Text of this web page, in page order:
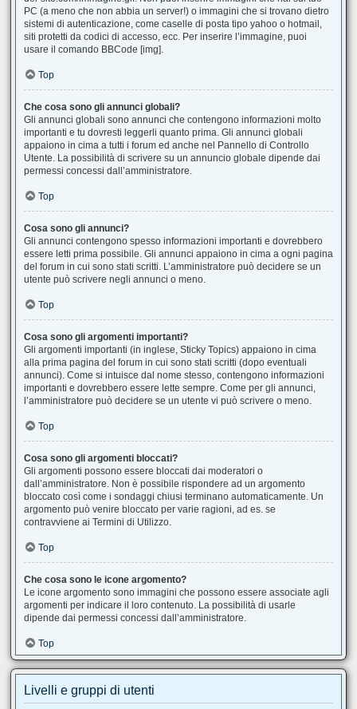
PC (a meno che non abbia un server!) o immagini che si trovano dietro
sistemi di autenticazione, come caselle di posta tipo yahoo o hotmail,
siti protetti da codici di accesso, ecc. Per inserire l’immagine, puoi
usare il comando BBCode [img].
Top
Che cosa sono gli annunci globali?
Gli annunci globali sono annunci che contengono informazioni molto
importanti e tu dovresti leggerli quanto prima. Gli annunci globali
appaiono in cima a tutti i forum ed anche nel Pannello di Controllo
Utente. La possibilità di scrivere su un annuncio globale dipende dai
permessi concessi dall’amministratore.
Top
Cosa sono gli annunci?
Gli annunci contengono spesso informazioni importanti e dovrebbero
essere letti prima possibile. Gli annunci appaiono in cima a ogni pagina
del forum in cui sono stati scritti. L’amministratore può decidere se un
utente può scrivere negli annunci o meno.
Top
Cosa sono gli argomenti importanti?
Gli argomenti importanti (in inglese, Sticky Topics) appaiono in cima
alla prima pagina del forum in cui sono stati scritti (dopo eventuali
annunci). Come si intuisce dal nome stesso, contengono informazioni
importanti e dovrebbero essere lette sempre. Come per gli annunci,
l’amministratore può decidere se un utente vi può scrivere o meno.
Top
Cosa sono gli argomenti bloccati?
Gli argomenti possono essere bloccati dai moderatori o
dall’amministratore. Non è possibile rispondere ad un argomento
bloccato così come i sondaggi chiusi terminano automaticamente. Un
argomento può venire bloccato per varie ragioni, ad es. se
contravviene ai Termini di Utilizzo.
Top
Che cosa sono le icone argomento?
Le icone argomento sono immagini che possono essere associate agli
argomenti per indicare il loro contenuto. La possibilità di usarle
dipende dai permessi concessi dall’amministratore.
Top
Livelli e gruppi di utenti